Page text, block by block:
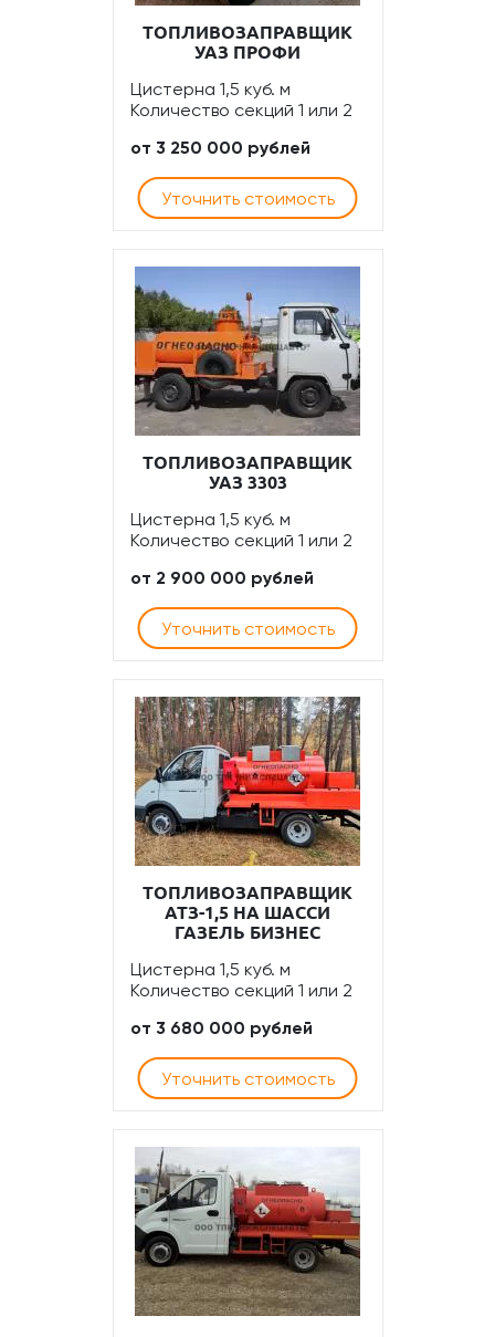
ТОПЛИВОЗАПРАВЩИК
УАЗ ПРОФИ
Цистерна 1,5 куб. м
Количество секций 1 или 2
от 3 250 000 рублей
Уточнить стоимость
ТОПЛИВОЗАПРАВЩИК
УАЗ 3303
Цистерна 1,5 куб. м
Количество секций 1 или 2
от 2 900 000 рублей
Уточнить стоимость
ТОПЛИВОЗАПРАВЩИК
АТЗ-1,5 НА ШАССИ
ГАЗЕЛЬ БИЗНЕС
Цистерна 1,5 куб. м
Количество секций 1 или 2
от 3 680 000 рублей
Уточнить стоимость